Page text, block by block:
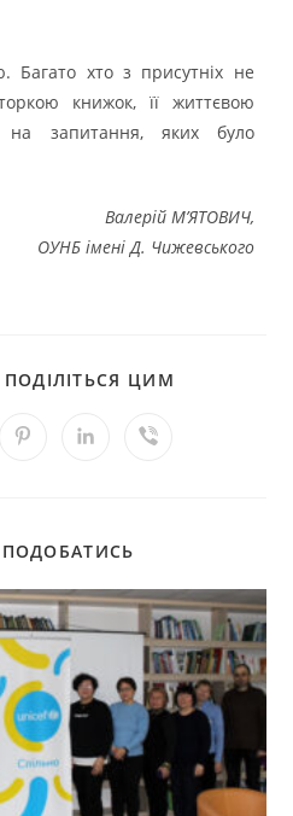
Багато хто з присутніх не
книжок, її життєвою
на запитання, яких було
Валерій М’ЯТОВИЧ,
ОУНБ імені Д. Чижевського
ЦИМ